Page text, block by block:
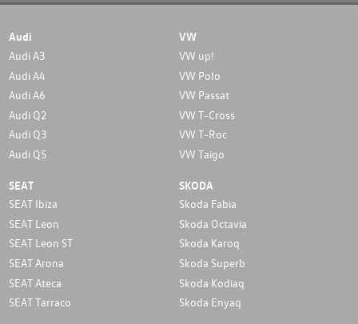
Audi
Audi A3
Audi A4
Audi A6
Audi Q2
Audi Q3
Audi Q5
VW
VW up!
VW Polo
VW Passat
VW T-Cross
VW T-Roc
VW Taigo
SEAT
SEAT Ibiza
SEAT Leon
SEAT Leon ST
SEAT Arona
SEAT Ateca
SEAT Tarraco
SKODA
Skoda Fabia
Skoda Octavia
Skoda Karoq
Skoda Superb
Skoda Kodiaq
Skoda Enyaq